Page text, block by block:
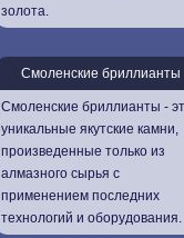
золота.
Смоленские бриллианты
Смоленские бриллианты -
уникальные якутские камни,
произведенные только из
алмазного сырья с
применением последних
технологий и оборудования.